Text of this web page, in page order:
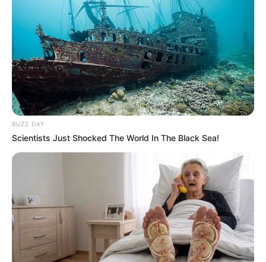
BUZZ DAY
Scientists Just Shocked The World In The Black Sea!